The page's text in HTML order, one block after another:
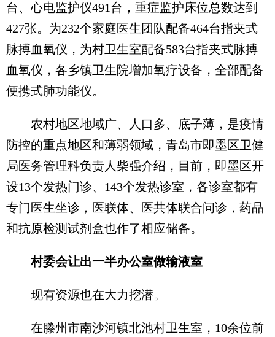
台、心电监护仪491台，重症监护床位总数达到
427张。为232个家庭医生团队配备464台指夹式
脉搏血氧仪，为村卫生室配备583台指夹式脉搏
血氧仪，各乡镇卫生院增加氧疗设备，全部配备
便携式肺功能仪。
农村地区地域广、人口多、底子薄，是疫情
防控的重点地区和薄弱领域，青岛市即墨区卫健
局医务管理科负责人柴强介绍，目前，即墨区开
设13个发热门诊、143个发热诊室，各诊室都有
专门医生坐诊，医联体、医共体联合问诊，药品
和抗原检测试剂盒也作了相应储备。
村委会让出一半办公室做输液室
现有资源也在大力挖潜。
在滕州市南沙河镇北池村卫生室，10余位前